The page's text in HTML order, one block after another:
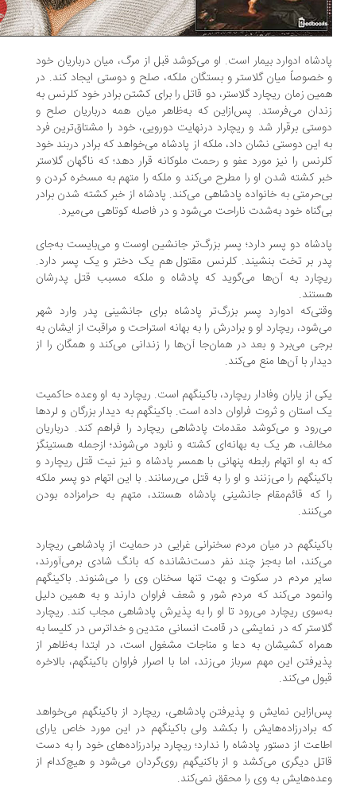
ادوارد بیمار است. او می‌کوشد قبل از مرگ، میان درباریان خود
میان گلاستر و بستگان ملکه، صلح و دوستی ایجاد کند. در
زمان ریچارد گلاستر، دو قاتل را برای کشتن برادر خود کلرنس به
می‌فرستد. پس‌ازاین که به‌ظاهر میان همه درباریان صلح و
برقرار شد و ریچارد درنهایت دورویی، خود را مشتاق‌ترین فرد
این دوستی نشان داد، ملکه از پادشاه می‌خواهد که برادر دربند خود
را نیز مورد عفو و رحمت ملوکانه قرار دهد؛ که ناگهان گلاستر
کشته شدن او را مطرح می‌کند و ملکه را متهم به مسخره کردن و
به خانواده پادشاهی می‌کند. پادشاه از خبر کشته شدن برادر
خود به‌شدت ناراحت می‌شود و در فاصله کوتاهی می‌میرد.
دو پسر دارد؛ پسر بزرگ‌تر جانشین اوست و می‌بایست به‌جای
بر تخت بنشیند. کلرنس مقتول هم یک دختر و یک پسر دارد.
به آن‌ها می‌گوید که پادشاه و ملکه مسبب قتل پدرشان
ادوارد پسر بزرگ‌تر پادشاه برای جانشینی پدر وارد شهر
ریچارد او و برادرش را به بهانه استراحت و مراقبت از ایشان به
می‌برد و بعد در همان‌جا آن‌ها را زندانی می‌کند و همگان را از
با آن‌ها منع می‌کند.
از یاران وفادار ریچارد، باکینگهم است. ریچارد به او وعده حاکمیت
استان و ثروت فراوان داده است. باکینگهم به دیدار بزرگان و لردها
و می‌کوشد مقدمات پادشاهی ریچارد را فراهم کند. درباریان
هر یک به بهانه‌ای کشته و نابود می‌شوند؛ ازجمله هستینگز
به او اتهام رابطه پنهانی با همسر پادشاه و نیز نیت قتل ریچارد و
را می‌زنند و او را به قتل می‌رسانند. با این اتهام دو پسر ملکه
که قائم‌مقام جانشینی پادشاه هستند، متهم به حرامزاده بودن
در میان مردم سخنرانی غرایی در حمایت از پادشاهی ریچارد
اما به‌جز چند نفر دست‌نشانده که بانگ شادی برمی‌آورند،
مردم در سکوت و بهت تنها سخنان وی را می‌شنوند. باکینگهم
می‌کند که مردم شور و شعف فراوان دارند و به همین دلیل
ریچارد می‌رود تا او را به پذیرش پادشاهی مجاب کند. ریچارد
که در نمایشی در قامت انسانی متدین و خداترس در کلیسا به
کشیشان به دعا و مناجات مشغول است، در ابتدا به‌ظاهر از
این مهم سرباز می‌زند، اما با اصرار فراوان باکینگهم، بالاخره
می‌کند.
نمایش و پذیرفتن پادشاهی، ریچارد از باکینگهم می‌خواهد
برادرزاده‌هایش را بکشد ولی باکینگهم در این مورد خاص یارای
از دستور پادشاه را ندارد؛ ریچارد برادرزاده‌های خود را به دست
دیگری می‌کشد و از باکنیگهم روی‌گردان می‌شود و هیچ‌کدام از
به وی را محقق نمی‌کند.